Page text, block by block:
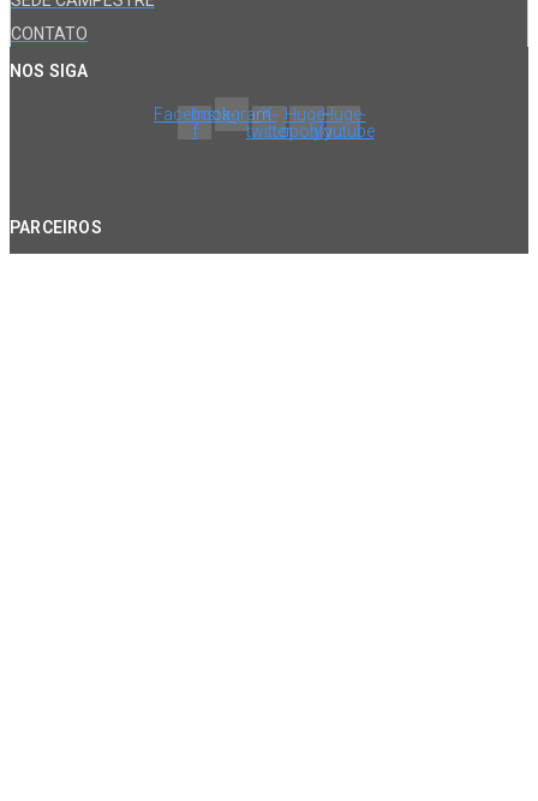
CONTATO
NOS SIGA
Facebook-
f
InstagramX-
twitter
Huge-
spotify
Huge-
youtube
PARCEIROS